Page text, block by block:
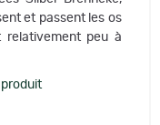
et passent les os
relativement peu à